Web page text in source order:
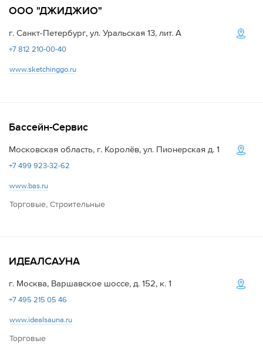
ООО "ДЖИДЖИО"
г. Санкт-Петербург, ул. Уральская 13, лит. А
+7 812 210-00-40
www.sketchinggo.ru
Бассейн-Сервис
Московская область, г. Королёв, ул. Пионерская д. 1
+7 499 923-32-62
www.bas.ru
Торговые, Строительные
ИДЕАЛСАУНА
г. Москва, Варшавское шоссе, д. 152, к. 1
+7 495 215 05 46
www.idealsauna.ru
Торговые